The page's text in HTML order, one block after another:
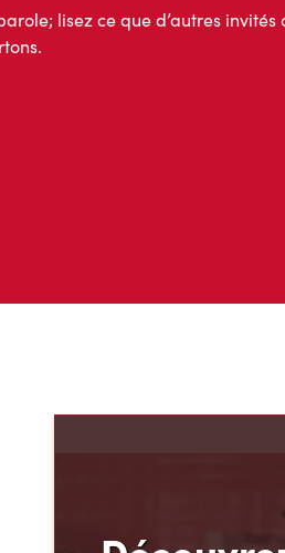
lisez ce que d’autres